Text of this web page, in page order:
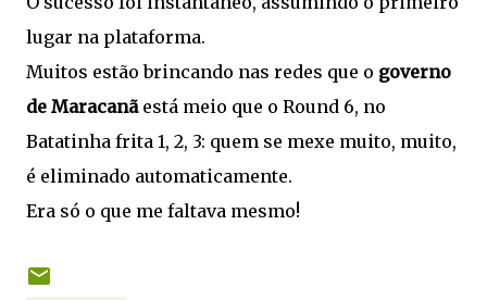
lugar na plataforma.
Muitos estão brincando nas redes que o governo
de Maracanãestá meio que o Round 6, no
Batatinha frita 1, 2, 3: quem se mexe muito, muito,
é eliminado automaticamente.
Era só o que me faltava mesmo!